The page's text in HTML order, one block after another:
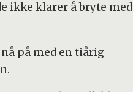
ikke klarer å bryte med
på med en tiårig